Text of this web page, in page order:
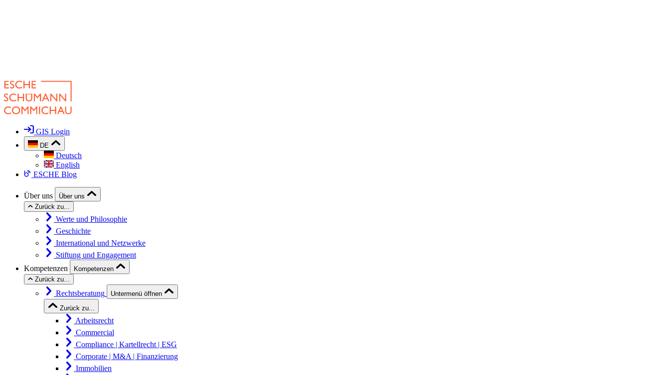
GIS Login
DE
Deutsch
English
ESCHE Blog
Über uns
Über uns
Zurück zu...
Werte und Philosophie
Geschichte
International und Netzwerke
Stiftung und Engagement
Kompetenzen
Kompetenzen
Zurück zu...
Rechtsberatung
Untermenü öffnen
Zurück zu...
Arbeitsrecht
Commercial
Compliance | Kartellrecht | ESG
Corporate | M&A | Finanzierung
Immobilien